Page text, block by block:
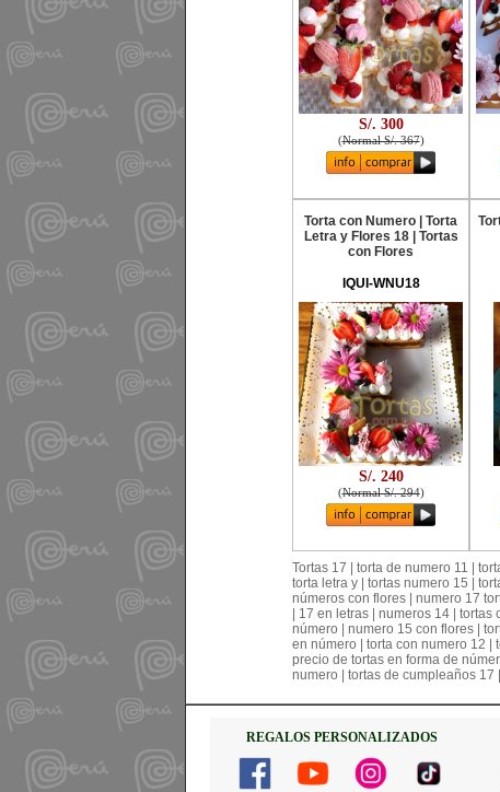
S/. 300
(Normal S/. 367)
Torta con Numero | Torta
Letra y Flores 18 | Tortas
con Flores
IQUI-WNU18
S/. 240
(Normal S/. 294)
Tortas 17 | torta de numero 11 |
torta letra y | tortas numero 15 |
números con flores | numero 17
| 17 en letras | numeros 14 |
número | numero 15 con flores |
en número | torta con numero 12 |
precio de tortas en forma de
numero | tortas de cumpleaños 17
REGALOS PERSONALIZADOS